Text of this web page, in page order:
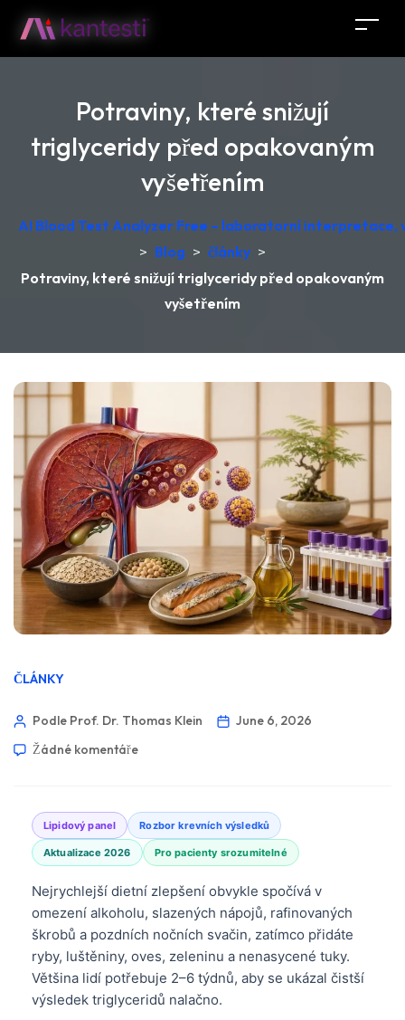
Potraviny, které snižují
triglyceridy před opakovaným
vyšetřením
AI Blood Test Analyzer Free – laboratorní interpretace,
> Blog > články >
Potraviny, které snižují triglyceridy před opakovaným
vyšetřením
ČLÁNKY
Podle Prof. Dr. Thomas Klein
June 6, 2026
Žádné komentáře
Lipidový panel Rozbor krevních výsledků
Aktualizace 2026 Pro pacienty srozumitelné
Nejrychlejší dietní zlepšení obvykle spočívá v
omezení alkoholu, slazených nápojů, rafinovaných
škrobů a pozdních nočních svačin, zatímco přidáte
ryby, luštěniny, oves, zeleninu a nenasycené tuky.
Většina lidí potřebuje 2–6 týdnů, aby se ukázal čistší
výsledek triglyceridů nalačno.